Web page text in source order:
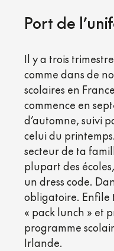
Port de
Il y a trois
comme dans de
scolaires en
commence en
d’automne, suivi
celui du
secteur de ta
plupart des
un dress code.
obligatoire. Enfile
« pack lunch » et
programme
Irlande.